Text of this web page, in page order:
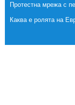
Протестна мрежа с
Каква е ролята на